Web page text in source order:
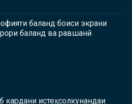
баланд боиси экрани
баланд ва равшанӣ
кардани истеҳсолкунандаи